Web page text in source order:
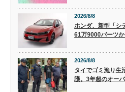
2026/8/8
ホンダ、新型「シ
61万9000バーツか
2026/8/8
タイでゴミ漁り生
護。3年超のオー